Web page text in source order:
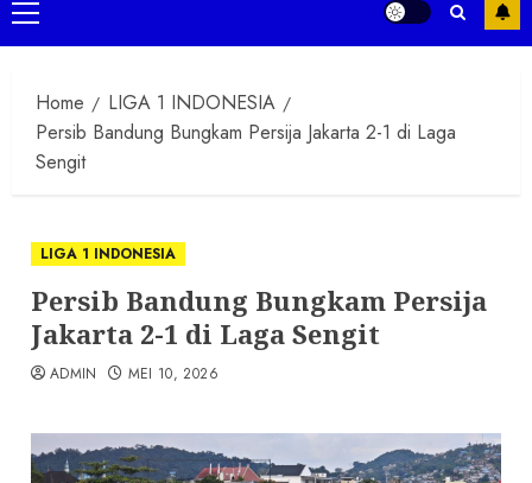
Primary
Menu
Home
LIGA 1 INDONESIA
Persib Bandung Bungkam Persija Jakarta 2-1 di Laga
Sengit
LIGA 1 INDONESIA
Persib Bandung Bungkam Persija
Jakarta 2-1 di Laga Sengit
ADMIN MEI 10, 2026